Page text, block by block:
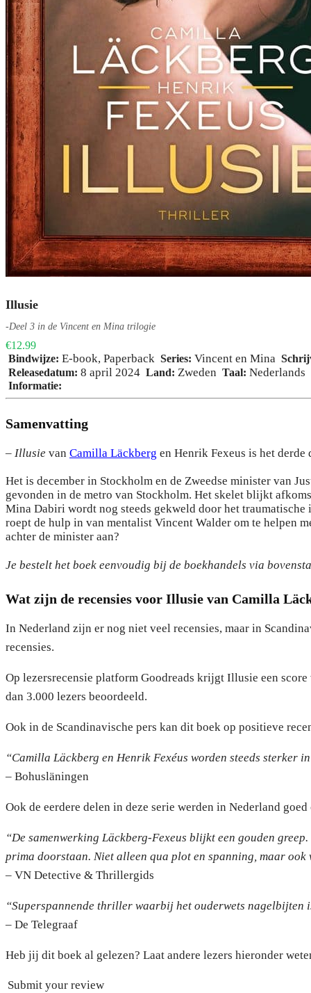
Illusie
-Deel 3 in de Vincent en Mina trilogie
€12.99
Bindwijze: E-book, Paperback Series: Vincent en Mina
Releasedatum: 8 april 2024 Land: Zweden Taal: Nederlands
Informatie:
Samenvatting
– Illusie van Camilla Läckberg en Henrik Fexeus is het
Het is december in Stockholm en de Zweedse minister van
gevonden in de metro van Stockholm. Het skelet blijkt
Mina Dabiri wordt nog steeds gekweld door het
roept de hulp in van mentalist Vincent Walder om te helpen
achter de minister aan?
Je bestelt het boek eenvoudig bij de boekhandels via
Wat zijn de recensies voor Illusie van Camilla
In Nederland zijn er nog niet veel recensies, maar in
recensies.
Op lezersrecensie platform Goodreads krijgt Illusie een
dan 3.000 lezers beoordeeld.
Ook in de Scandinavische pers kan dit boek op positieve
“Camilla Läckberg en Henrik Fexéus worden steeds sterker
– Bohusläningen
Ook de eerdere delen in deze serie werden in Nederland
“De samenwerking Läckberg-Fexeus blijkt een gouden
prima doorstaan. Niet alleen qua plot en spanning, maar
– VN Detective & Thrillergids
“Superspannende thriller waarbij het ouderwets nagelbijten
– De Telegraaf
Heb jij dit boek al gelezen? Laat andere lezers hieronder
Submit your review